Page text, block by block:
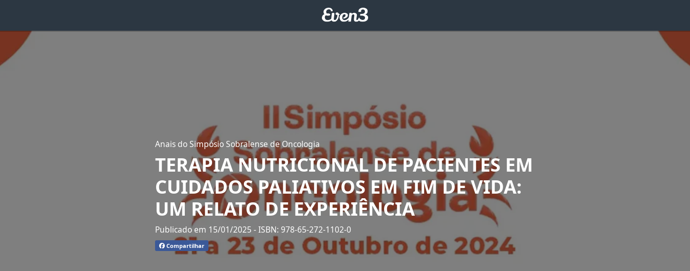
Anais do Simpósio Sobralense de Oncologia
TERAPIA NUTRICIONAL DE PACIENTES EM
CUIDADOS PALIATIVOS EM FIM DE VIDA:
UM RELATO DE EXPERIÊNCIA
Publicado em 15/01/2025- ISBN: 978-65-272-1102-0
Compartilhar